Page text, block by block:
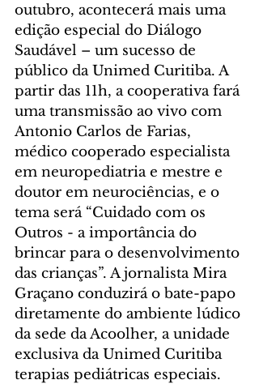
outubro, acontecerá mais uma
edição especial do Diálogo
Saudável – um sucesso de
público da Unimed Curitiba. A
partir das 11h, a cooperativa fará
uma transmissão ao vivo com
Antonio Carlos de Farias,
médico cooperado especialista
em neuropediatria e mestre e
doutor em neurociências, e o
tema será “Cuidado com os
Outros - a importância do
brincar para o desenvolvimento
das crianças”. A jornalista Mira
Graçano conduzirá o bate-papo
diretamente do ambiente lúdico
da sede da Acoolher, a unidade
exclusiva da Unimed Curitiba
terapias pediátricas especiais.